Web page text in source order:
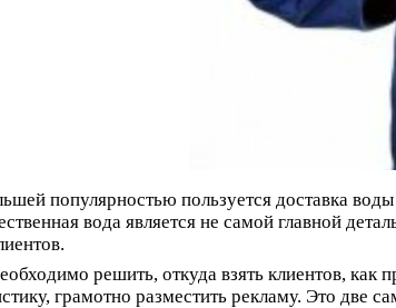
популярностью пользуется доставка
вода является не самой главной
решить, откуда взять клиентов,
грамотно разместить рекламу. Это две